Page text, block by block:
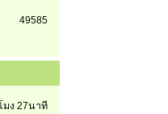
49585
มง 27นาที